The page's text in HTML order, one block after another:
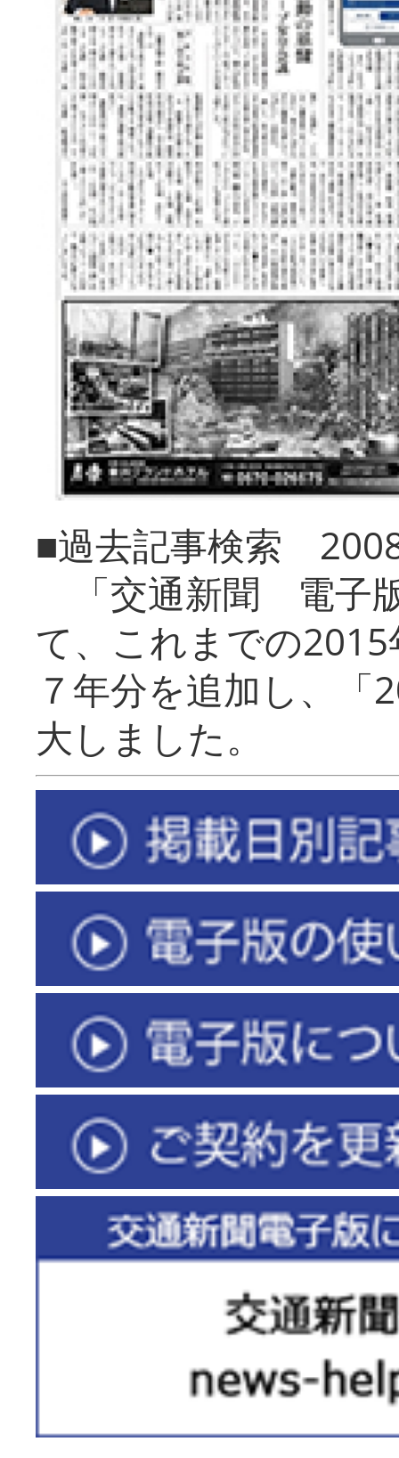
■過去記事検索
「交通新聞 電子
て、これまでの
７年分を追加し、「
大しまし